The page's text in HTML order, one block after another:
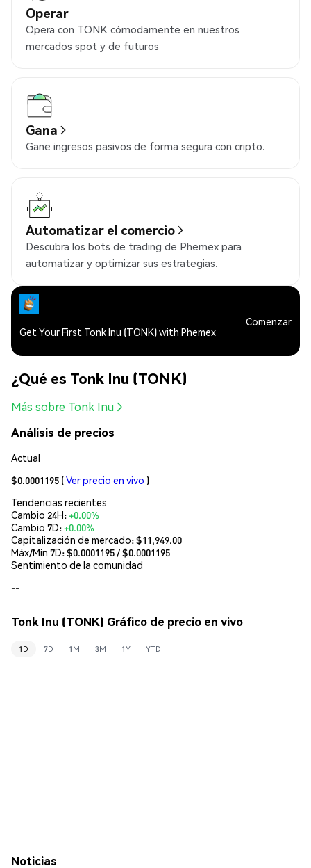
Operar
Opera con TONK cómodamente en nuestros
mercados spot y de futuros
Gana
Gane ingresos pasivos de forma segura con cripto.
Automatizar el comercio
Descubra los bots de trading de Phemex para
automatizar y optimizar sus estrategias.
Get Your First Tonk Inu (TONK) with Phemex
Comenzar
¿Qué es Tonk Inu (TONK)
Más sobre Tonk Inu
Análisis de precios
Actual
$0.0001195 (Ver precio en vivo )
Tendencias recientes
Cambio 24H:+0.00%
Cambio 7D:+0.00%
Capitalización de mercado:$11,949.00
Máx/Mín 7D: $0.0001195/ $0.0001195
Sentimiento de la comunidad
--
Tonk Inu (TONK) Gráfico de precio en vivo
1D 7D 1M 3M 1Y YTD
Noticias